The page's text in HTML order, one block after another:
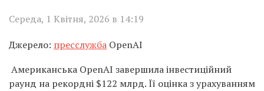
Середа, 1 Квітня, 2026 в 14:19
Джерело: пресслужба OpenAI
Американська OpenAI завершила інвестиційний
раунд на рекордні $122 млрд. Її оцінка з урахуванням